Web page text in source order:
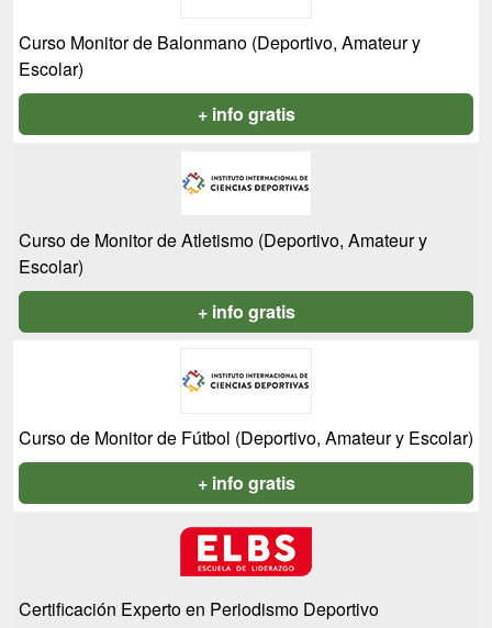
Curso Monitor de Balonmano (Deportivo, Amateur y
Escolar)
+ info gratis
Curso de Monitor de Atletismo (Deportivo, Amateur y
Escolar)
+ info gratis
Curso de Monitor de Fútbol (Deportivo, Amateur y Escolar)
+ info gratis
Certificación Experto en Periodismo Deportivo